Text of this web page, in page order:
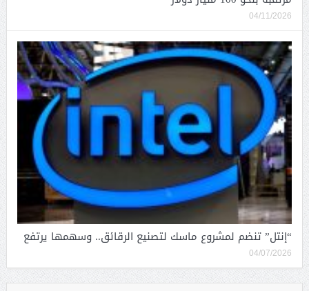
04/11/2026
“إنتل” تنضم لمشروع ماسك لتصنيع الرقائق.. وسهمها يرتفع
04/07/2026